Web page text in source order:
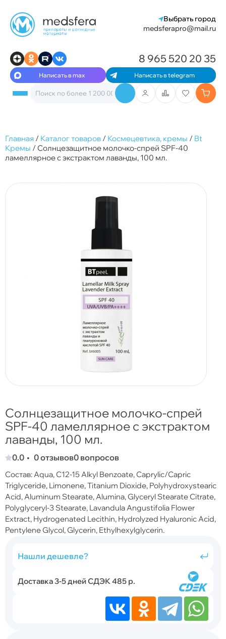
Выбрать город
medsferapro@mail.ru
Написать в max Написать в telegram
8 965 520 20 35
Главная / Каталог товаров / Космецевтика, кремы / Bt
Кремы /Солнцезащитное молочко-cпрей SPF-40
ламеллярное с экстрактом лаванды, 100 мл.
Солнцезащитное молочко-cпрей
SPF-40 ламеллярное с экстрактом
лаванды, 100 мл.
0.0 0 отзывов0 вопросов
Состав: Aqua, C12-15 Alkyl Benzoate, Caprylic/Сapric
Triglyceride, Limonene, Titanium Dioxide, Polyhydroxystearic
Acid, Aluminum Stearate, Alumina, Glyceryl Stearate Citrate,
Polyglyceryl-3 Stearate, Lavandula Angustifolia Flower
Extract, Hydrogenated Lecithin, Hydrolyzed Hyaluronic Acid,
Pentylene Glycol, Glycerin, Ethylhexylglycerin.
Нашли дешевле?
Доставка 3-5 дней СДЭК 485 р.